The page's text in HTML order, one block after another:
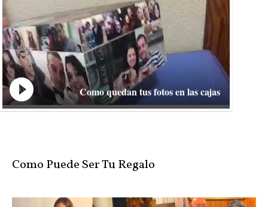
Como quedan tus fotos en las cajas
Como Puede Ser Tu Regalo